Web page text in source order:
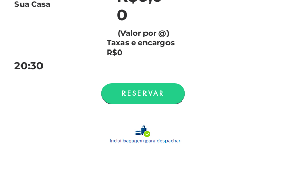
Sua Casa
20:30
0
(Valor por @)
Taxas e encargos
R$0
RESERVAR